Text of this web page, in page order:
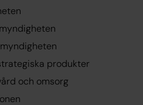
produkter
och omsorg